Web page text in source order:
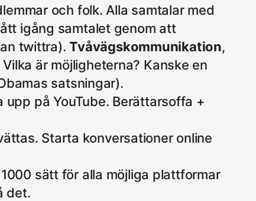
och folk. Alla samtalar med
igång samtalet genom att
twittra).Tvåvägskommunikation,
är möjligheterna? Kanske en
satsningar).
på YouTube. Berättarsoffa +
Starta konversationer online
sätt för alla möjliga plattformar
det.